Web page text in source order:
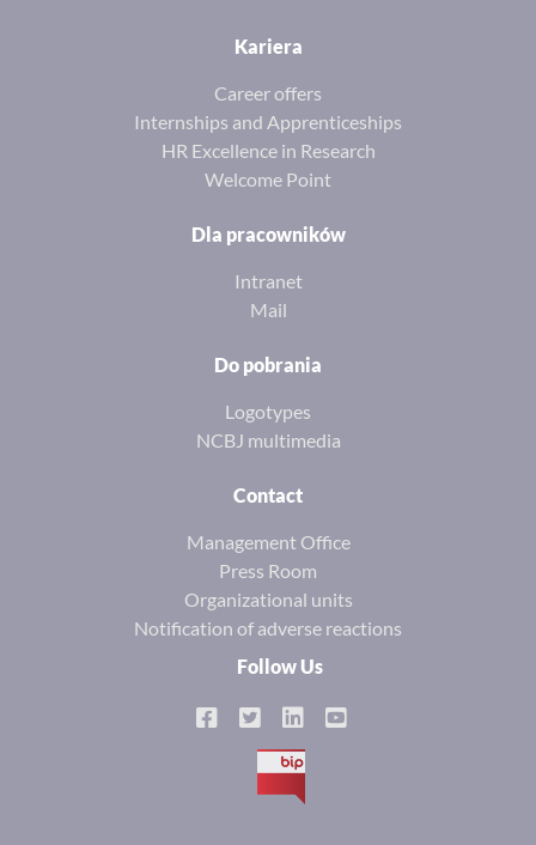
Kariera
Career offers
Internships and Apprenticeships
HR Excellence in Research
Welcome Point
Dla pracowników
Intranet
Mail
Do pobrania
Logotypes
NCBJ multimedia
Contact
Management Office
Press Room
Organizational units
Notification of adverse reactions
Follow Us
BIP